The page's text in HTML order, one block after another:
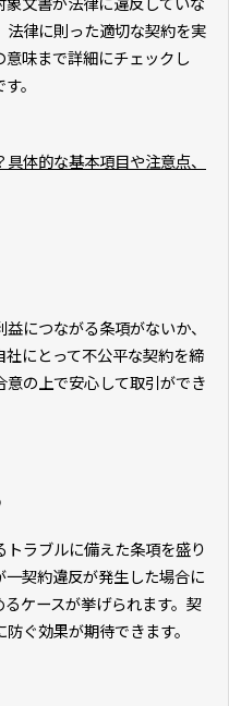
律に則った適切な契約を実
味まで詳細にチェックし
。
体的な基本項目や注意点、
につながる条項がないか、
にとって不公平な契約を締
の上で安心して取引ができ
ラブルに備えた条項を盛り
契約違反が発生した場合に
ケースが挙げられます。契
ぐ効果が期待できます。